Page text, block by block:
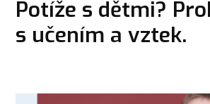
Potíže s dětmi?
s učením a vztek.